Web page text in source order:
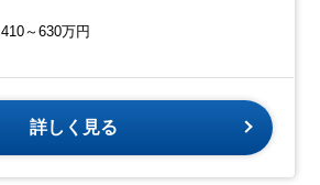
410～630万円
詳しく見る